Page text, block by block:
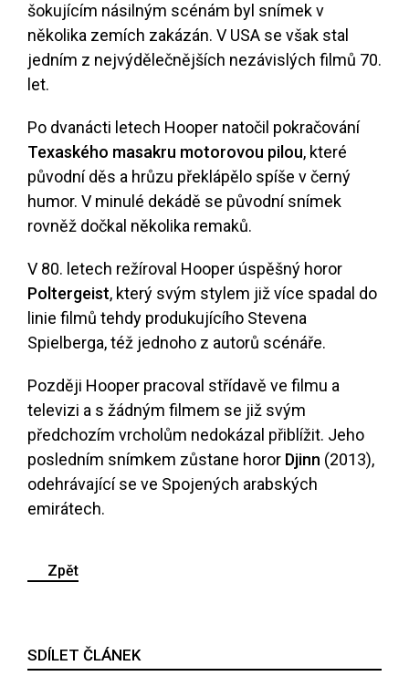
šokujícím násilným scénám byl snímek v
několika zemích zakázán. V USA se však stal
jedním z nejvýdělečnějších nezávislých filmů 70.
let.
Po dvanácti letech Hooper natočil pokračování
Texaského masakru motorovou pilou, které
původní děs a hrůzu překlápělo spíše v černý
humor. V minulé dekádě se původní snímek
rovněž dočkal několika remaků.
V 80. letech režíroval Hooper úspěšný horor
Poltergeist, který svým stylem již více spadal do
linie filmů tehdy produkujícího Stevena
Spielberga, též jednoho z autorů scénáře.
Později Hooper pracoval střídavě ve filmu a
televizi a s žádným filmem se již svým
předchozím vrcholům nedokázal přiblížit. Jeho
posledním snímkem zůstane horor Djinn (2013),
odehrávající se ve Spojených arabských
emirátech.
Zpět
SDÍLET ČLÁNEK